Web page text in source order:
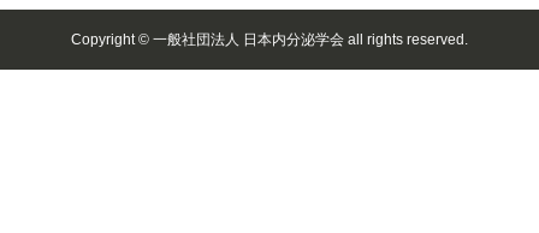
Copyright © 一般社団法人 日本内分泌学会 all rights reserved.